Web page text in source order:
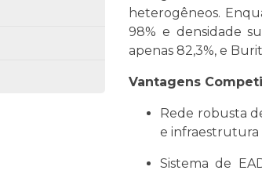
heterogêneos.
98% e densidade
apenas 82,3%, e
Vantagens
Rede robusta
e infraestrutura
Sistema de